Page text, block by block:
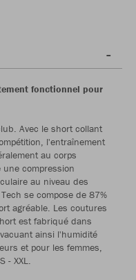
fonctionnel pour
Avec le short collant
l'entraînement
au corps
compression
au niveau des
se compose de 87%
agréable. Les coutures
est fabriqué dans
ainsi l'humidité
et pour les femmes,
XXL.